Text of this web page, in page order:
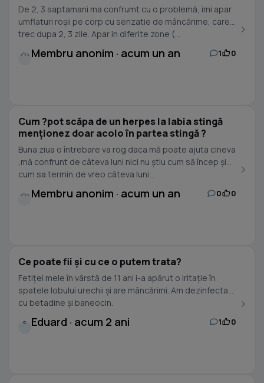
De 2, 3 saptamani ma confrumt cu o problemă, imi apar
umflaturi roșii pe corp cu senzatie de mâncărime, care
trec dupa 2, 3 zile. Apar in diferite zone (...
Membru anonim · acum un an 1 0
Cum ?pot scăpa de un herpes la labia stingă
menționez doar acolo în partea stingă ?
Buna ziua o întrebare va rog daca mă poate ajuta cineva
,mă confrunt de câteva luni nici nu știu cum să încep și
cum sa termin,de vreo câteva luni...
Membru anonim · acum un an 0 0
Ce poate fii și cu ce o putem trata?
Fetiței mele în vârstă de 11 ani i-a apărut o iritație în
spatele lobului urechii și are mâncărimi. Am dezinfectat
cu betadine și baneocin.
E Eduard · acum 2 ani 1 0